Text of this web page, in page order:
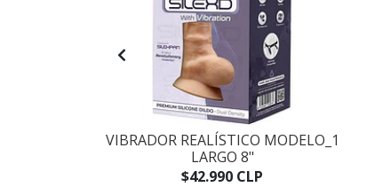
VIBRADOR REALÍSTICO MODELO_1
LARGO 8"
$42.990 CLP